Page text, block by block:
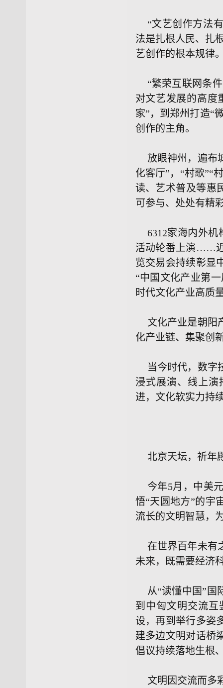
“文艺创作方法
法是扎根人民、扎
艺创作的根本规律
“繁荣互联网条
对文艺发展的高度
家”，到郑州打造“
创作的主角。
放眼神州，遍布
化客厅”，“村歌”“
读、艺术普及等惠
可参与、处处有精
6312家海内外
活动轮番上演……
览交易会持续彰显
“中国文化产业第
时代文化产业高质
文化产业是朝阳
化产业链、集聚创
当今时代，数字
浸式展演、线上
进，文化软实力持
北京天坛，祈年
今年5月，中美
悟“天圆地方”的宇
流长的文明智慧，
在世界百年未有
未来，既需要经济
从“读懂中国”国
到中匈文明交流
设，再到举行多姿
建多边文明对话桥
倡议持续落地生根
文明因交流而多